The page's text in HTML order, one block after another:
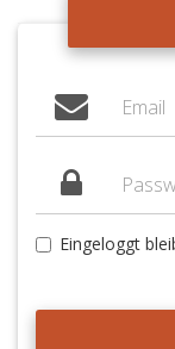
Eingeloggt